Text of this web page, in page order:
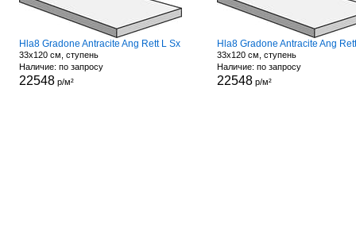
Hla8 Gradone Antracite Ang Rett L Sx
33x120 см, ступень
Наличие: по запросу
22548р/м²
33x120 см, ступень
Наличие: по запросу
22548р/м²